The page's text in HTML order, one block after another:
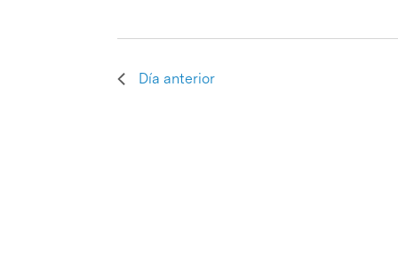
Día anterior